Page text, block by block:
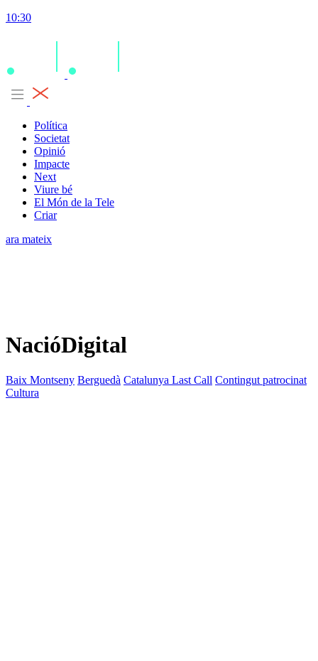
10:30
Política
Societat
Opinió
Impacte
Next
Viure bé
El Món de la Tele
Criar
ara mateix
NacióDigital
Baix Montseny Berguedà Catalunya Last Call Contingut patrocinat
Cultura